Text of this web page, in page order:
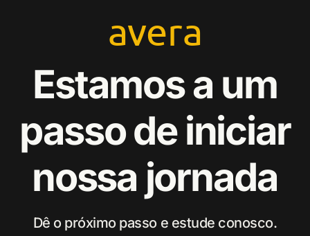
avera
Estamos a um
passo de iniciar
nossa jornada
Dê o próximo passo e estude conosco.